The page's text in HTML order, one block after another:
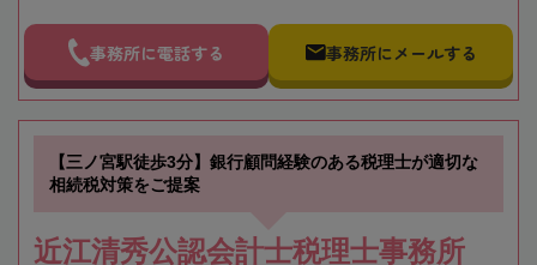
事務所に電話する 事務所にメールする
【三ノ宮駅徒歩3分】銀行顧問経験のある税理士が適切な
相続税対策をご提案
近江清秀公認会計士税理士事務所